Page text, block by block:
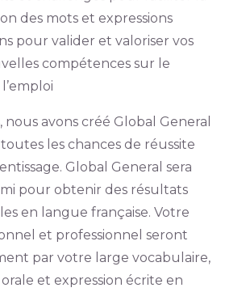
des mots et expressions
pour valider et valoriser vos
compétences sur le
nous avons créé Global General
les chances de réussite
Global General sera
pour obtenir des résultats
en langue française. Votre
et professionnel seront
par votre large vocabulaire,
et expression écrite en